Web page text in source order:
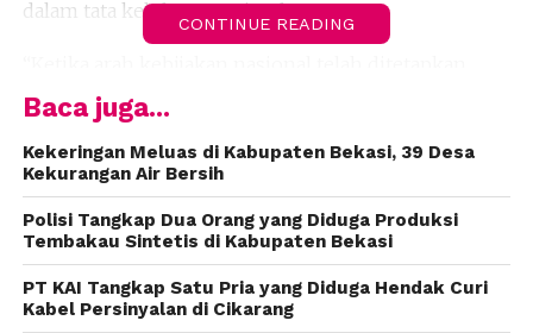
dalam tata kelola pemerintahan.
maka sudah seharusnya kita menyesuaikan,” kata
Tri, Senin (6/4/2026).
Ia memastikan perubahan jadwal WFH tidak akan
kepada masyarakat.
Menurutnya, pengaturan kerja telah disusun agar
layanan publik tetap berjalan.
CONTINUE READING
Baca juga...
Kekeringan Meluas di Kabupaten Bekasi, 39 Desa
Kekurangan Air Bersih
Polisi Tangkap Dua Orang yang Diduga Produksi
Tembakau Sintetis di Kabupaten Bekasi
PT KAI Tangkap Satu Pria yang Diduga Hendak Curi
Kabel Persinyalan di Cikarang